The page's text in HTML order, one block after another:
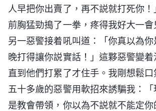
人早把你出賣了，再不説就打死你
前胸猛勁搗了一拳，疼得我好大一會
另一惡警接着吼叫道：「你真以為
晚打得讓你説實話！」這夥惡警變着
直到他們打累了才住手。我剛想鬆
五十多歲的惡警用軟招來誘騙我：
是教會帶領，你以為不説就不能定